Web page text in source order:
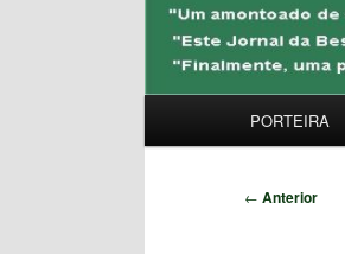
PORTEIRA
Navegação
← Anterior